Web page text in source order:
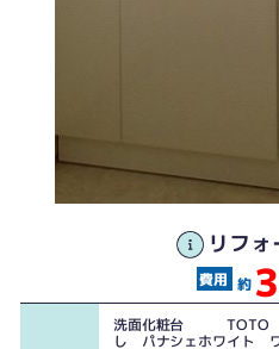
リフ
約
洗面化粧台 TOTO
し パナシェホワイト